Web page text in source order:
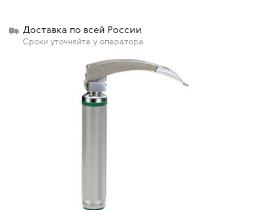
Доставка по всей России
Сроки уточняйте у оператора